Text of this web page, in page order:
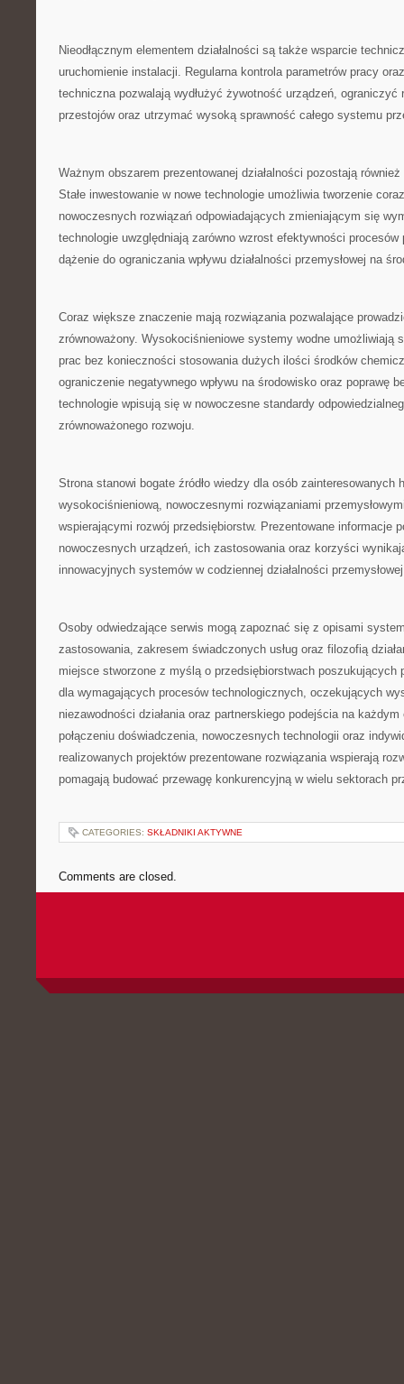
Nieodłącznym elementem działalności są także wsparcie
uruchomienie instalacji. Regularna kontrola parametrów pracy
techniczna pozwalają wydłużyć żywotność urządzeń, ograniczyć
przestojów oraz utrzymać wysoką sprawność całego systemu
Ważnym obszarem prezentowanej działalności pozostają
Stałe inwestowanie w nowe technologie umożliwia tworzenie
nowoczesnych rozwiązań odpowiadających zmieniającym się
technologie uwzględniają zarówno wzrost efektywności procesów
dążenie do ograniczania wpływu działalności przemysłowej na
Coraz większe znaczenie mają rozwiązania pozwalające
zrównoważony. Wysokociśnieniowe systemy wodne umożliwiają
prac bez konieczności stosowania dużych ilości środków
ograniczenie negatywnego wpływu na środowisko oraz poprawę
technologie wpisują się w nowoczesne standardy
zrównoważonego rozwoju.
Strona stanowi bogate źródło wiedzy dla osób zainteresowanych
wysokociśnieniową, nowoczesnymi rozwiązaniami
wspierającymi rozwój przedsiębiorstw. Prezentowane informacje
nowoczesnych urządzeń, ich zastosowania oraz korzyści
innowacyjnych systemów w codziennej działalności
Osoby odwiedzające serwis mogą zapoznać się z opisami
zastosowania, zakresem świadczonych usług oraz filozofią
miejsce stworzone z myślą o przedsiębiorstwach poszukujących
dla wymagających procesów technologicznych, oczekujących
niezawodności działania oraz partnerskiego podejścia na każdym
połączeniu doświadczenia, nowoczesnych technologii oraz
realizowanych projektów prezentowane rozwiązania wspierają
pomagają budować przewagę konkurencyjną w wielu sektorach
CATEGORIES: SKŁADNIKI AKTYWNE
Comments are closed.